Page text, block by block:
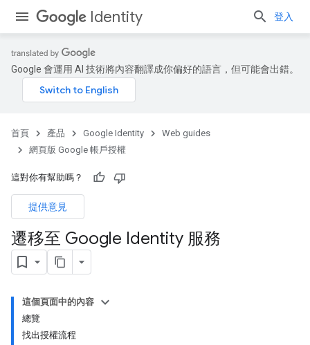
Identity 登入
Google 會運用 AI 技術將內容翻譯成你偏好的語言，但可能會出錯。
首頁 產品 Google Identity
Web guides
網頁版 Google 帳戶授權
這對你有幫助嗎？
提供意見
遷移至 Google Identity 服務
這個頁面中的內容
總覽
找出授權流程